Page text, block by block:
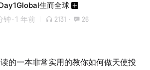
生而全球
钟 · 1 年前 2131 · 26
的一本非常实用的教你如何做天使投